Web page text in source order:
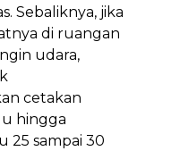
Sebaliknya, jika
di ruangan
udara,
cetakan
hingga
25 sampai 30